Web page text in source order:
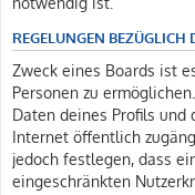
REGELUNGEN BEZÜGLICH
Zweck eines Boards ist
Personen zu
Daten deines Profils
Internet öffentlich
jedoch festlegen, dass
eingeschränkten